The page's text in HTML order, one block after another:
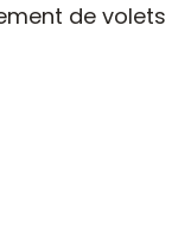
de volets